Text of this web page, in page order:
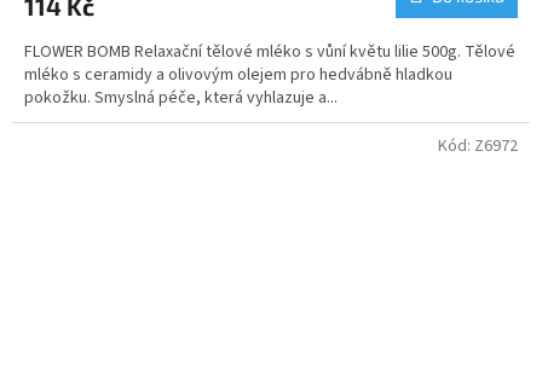
114 Kč
FLOWER BOMB Relaxační tělové mléko s vůní květu lilie 500g. Tělové
mléko s ceramidy a olivovým olejem pro hedvábně hladkou
pokožku. Smyslná péče, která vyhlazuje a...
Kód: Z6972